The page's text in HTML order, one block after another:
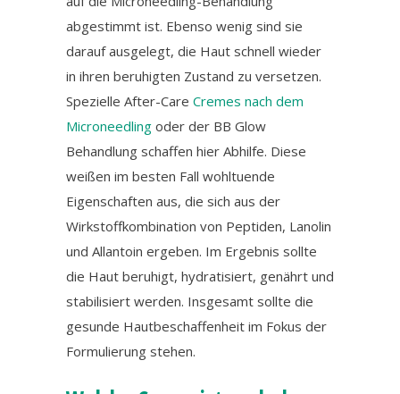
abgestimmt ist. Ebenso wenig sind sie
darauf ausgelegt, die Haut schnell wieder
in ihren beruhigten Zustand zu versetzen.
Spezielle After-Care Cremes nach dem
Microneedling oder der BB Glow
Behandlung schaffen hier Abhilfe. Diese
weißen im besten Fall wohltuende
Eigenschaften aus, die sich aus der
Wirkstoffkombination von Peptiden, Lanolin
und Allantoin ergeben. Im Ergebnis sollte
die Haut beruhigt, hydratisiert, genährt und
stabilisiert werden. Insgesamt sollte die
gesunde Hautbeschaffenheit im Fokus der
Formulierung stehen.